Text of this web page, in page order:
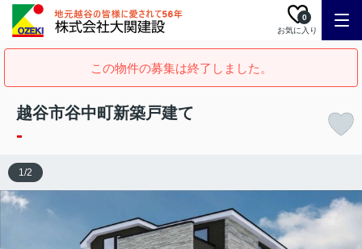
お気に入り
0
この物件の募集は終了しました。
越谷市谷中町新築戸建て
-
1/2